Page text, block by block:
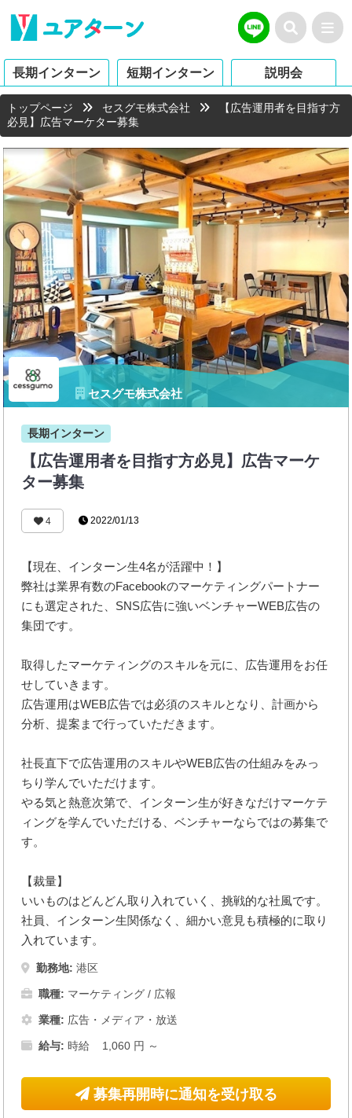
長期インターン 短期インターン 説明会
トップページ セスグモ株式会社
【広告運用者を目指す方
必見】広告マーケター募集
セスグモ株式会社
長期インターン
【広告運用者を目指す方必見】広告マーケ
ター募集
4 2022/01/13
【現在、インターン生4名が活躍中！】
弊社は業界有数のFacebookのマーケティングパートナー
にも選定された、SNS広告に強いベンチャーWEB広告の
集団です。
取得したマーケティングのスキルを元に、広告運用をお任
せしていきます。
広告運用はWEB広告では必須のスキルとなり、計画から
分析、提案まで行っていただきます。
社長直下で広告運用のスキルやWEB広告の仕組みをみっ
ちり学んでいただけます。
やる気と熱意次第で、インターン生が好きなだけマーケテ
ィングを学んでいただける、ベンチャーならではの募集で
す。
【裁量】
いいものはどんどん取り入れていく、挑戦的な社風です。
社員、インターン生関係なく、細かい意見も積極的に取り
入れています。
勤務地: 港区
職種: マーケティング / 広報
業種: 広告・メディア・放送
給与: 時給 1,060 円 ～
募集再開時に通知を受け取る